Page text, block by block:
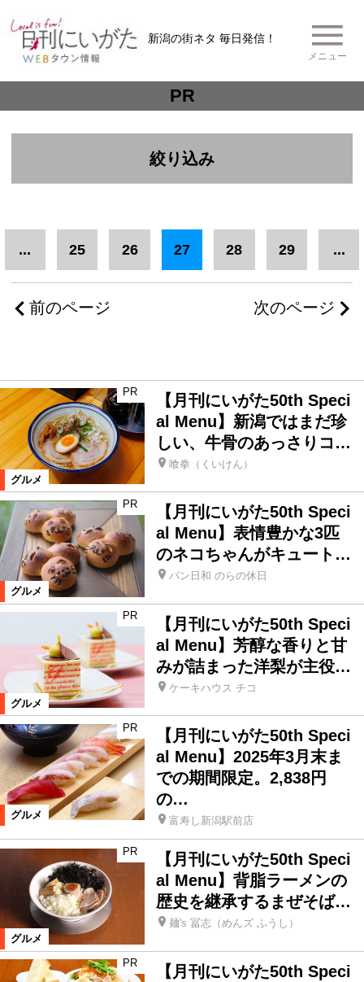
新潟の街ネタ 毎日発信！
メニュー
PR
絞り込み
中越 新潟市中央区
新潟市北・東区
新潟市西・西蒲区 三条市
新発田市 下越 新潟市
弥彦村 上越 佐渡 加茂市
五泉市 燕市 田上町 聖籠町
胎内市 阿賀町 阿賀野市
新潟県外
カテゴリ
グルメ グルメ 新店
てみやげ ライフ
子育て ショッピング
生活便利情報 新潟ブランド
マネー イベント
前のページ
... 25 26 27 28 29 ...
次のページ
グルメ
PR
【月刊にいがた50th Speci
al Menu】新潟ではまだ珍
しい、牛骨のあっさりコ…
喰拳（くいけん）
グルメ
PR
【月刊にいがた50th Speci
al Menu】表情豊かな3匹
のネコちゃんがキュート…
パン日和 のらの休日
グルメ
PR
【月刊にいがた50th Speci
al Menu】芳醇な香りと甘
みが詰まった洋梨が主役…
ケーキハウス チコ
グルメ
PR
【月刊にいがた50th Speci
al Menu】2025年3月末ま
での期間限定。2,838円
の…
富寿し新潟駅前店
グルメ
PR
【月刊にいがた50th Speci
al Menu】背脂ラーメンの
歴史を継承するまぜそば…
麺's 冨志（めんズ ふうし）
PR
【月刊にいがた50th Speci